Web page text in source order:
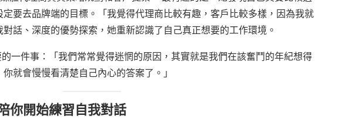
要去品牌端的目標。「我覺得代理商比較有趣，客戶比較多樣，因為我就
話、深度的優勢探索，她重新認識了自己真正想要的工作環境。
一件事：「我們常常覺得迷惘的原因，其實就是我們在該奮鬥的年紀想得
就會慢慢看清楚自己內心的答案了。」
你開始練習自我對話